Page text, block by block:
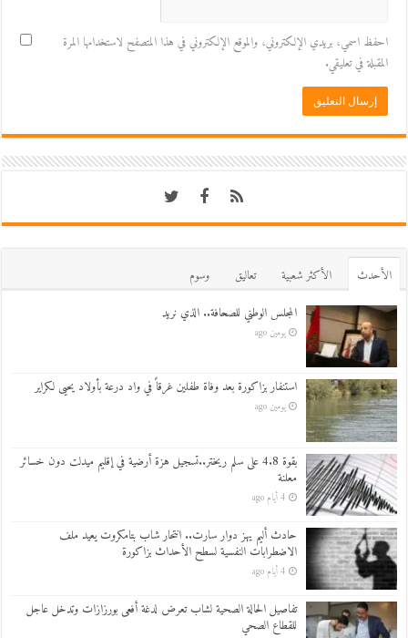
احفظ اسمي، بريدي الإلكتروني، والموقع الإلكتروني في هذا المتصفح لاستخدامها المرة
المقبلة في تعليقي.
اﻷحدث اﻷكثر شعبية تعاليق
وسوم
المجلس الوطني للصحافة.. الذي نريد
يومين ago
استنفار بزاكورة بعد وفاة طفلين غرقاً في واد درعة بأولاد يحيى لكراير
يومين ago
بقوة 4.8 على سلم ريختر..تسجيل هزة أرضية في إقليم ميدلت دون خسائر
معلنة
4 أيام ago
حادث أليم يهز دوار سارت.. انتحار شاب بتامكروت يعيد ملف
الاضطرابات النفسية لسطح الأحداث بزاكورة
4 أيام ago
تفاصيل الحالة الصحية لشاب تعرض لدغة أفعى بورزازات وتدخل عاجل
للقطاع الصحي